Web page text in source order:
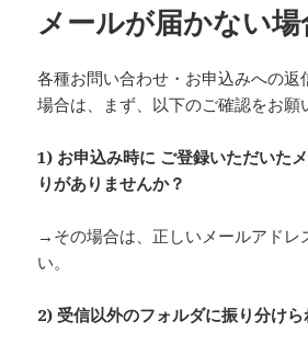
メールが届かない場
各種お問い合わせ・お申込みへの返
場合は、まず、以下のご確認をお願
1) お申込み時に ご登録いただいた
りがありませんか？
→その場合は、正しいメールアドレ
い。
2) 受信以外のフォルダに振り分け